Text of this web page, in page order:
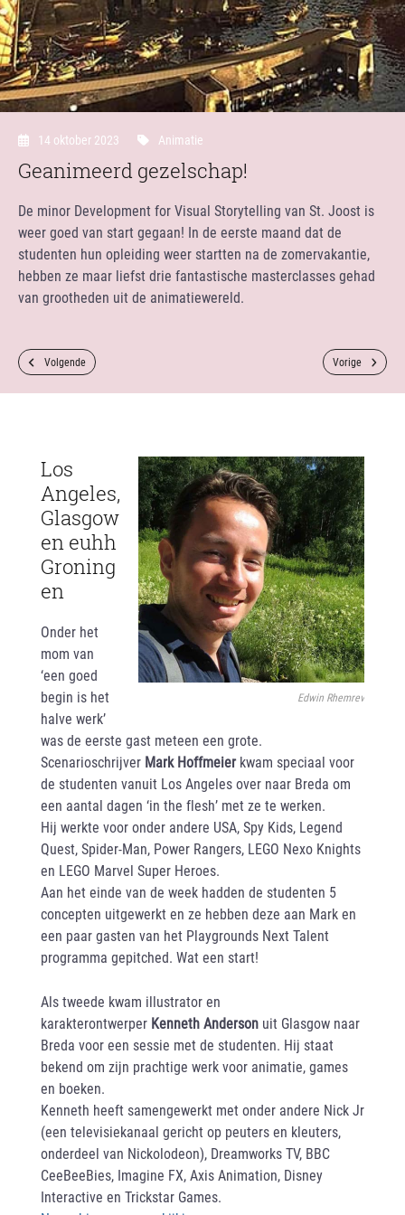
14 oktober 2023 Animatie
Geanimeerd gezelschap!
De minor Development for Visual Storytelling van St. Joost is
weer goed van start gegaan! In de eerste maand dat de
studenten hun opleiding weer startten na de zomervakantie,
hebben ze maar liefst drie fantastische masterclasses gehad
van grootheden uit de animatiewereld.
Volgende Vorige
Edwin Rhemrev
Los
Angeles,
Glasgow
en euhh
Groning
en
Onder het
mom van
‘een goed
begin is het
halve werk’
was de eerste gast meteen een grote.
Scenarioschrijver Mark Hoffmeierkwam speciaal voor
de studenten vanuit Los Angeles over naar Breda om
een aantal dagen ‘in the flesh’ met ze te werken.
Hij werkte voor onder andere USA, Spy Kids, Legend
Quest, Spider-Man, Power Rangers, LEGO Nexo Knights
en LEGO Marvel Super Heroes.
Aan het einde van de week hadden de studenten 5
concepten uitgewerkt en ze hebben deze aan Mark en
een paar gasten van het Playgrounds Next Talent
programma gepitched. Wat een start!
Als tweede kwam illustrator en
karakterontwerper Kenneth Anderson uit Glasgow naar
Breda voor een sessie met de studenten. Hij staat
bekend om zijn prachtige werk voor animatie, games
en boeken.
Kenneth heeft samengewerkt met onder andere Nick Jr
(een televisiekanaal gericht op peuters en kleuters,
onderdeel van Nickolodeon), Dreamworks TV, BBC
CeeBeeBies, Imagine FX, Axis Animation, Disney
Interactive en Trickstar Games.